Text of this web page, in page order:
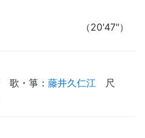
（20'47"）
歌・箏 ： 藤井久仁江
尺